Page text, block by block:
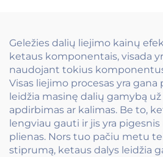
Geležies dalių liejimo kainų
ketaus komponentais, visada
naudojant tokius
Visas liejimo procesas yra gana
leidžia masinę dalių gamybą
apdirbimas ar kalimas. Be to,
lengviau gauti ir jis yra
plienas. Nors tuo pačiu metu
stiprumą, ketaus dalys leidžia